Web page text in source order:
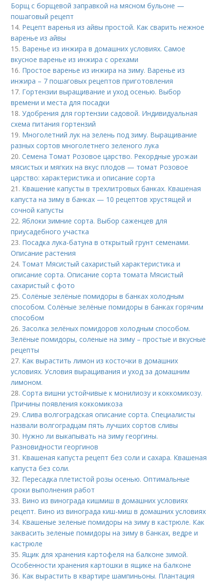
Борщ с борщевой заправкой на мясном бульоне —
пошаговый рецепт
14. Рецепт варенья из айвы простой. Как сварить нежное
варенье из айвы
15. Варенье из инжира в домашних условиях. Самое
вкусное варенье из инжира с орехами
16. Простое варенье из инжира на зиму. Варенье из
инжира – 7 пошаговых рецептов приготовления
17. Гортензии выращивание и уход осенью. Выбор
времени и места для посадки
18.Удобрения для гортензии садовой. Индивидуальная
схема питания гортензий
19. Многолетний лук на зелень под зиму. Выращивание
разных сортов многолетнего зеленого лука
20.Семена Томат Розовое царство. Рекордные урожаи
мясистых и мягких на вкус плодов — томат Розовое
царство: характеристика и описание сорта
21. Квашение капусты в трехлитровых банках. Квашеная
капуста на зиму в банках — 10 рецептов хрустящей и
сочной капусты
22.Яблоки зимние сорта. Выбор саженцев для
приусадебного участка
23. Посадка лука-батуна в открытый грунт семенами.
Описание растения
24. Томат Мясистый сахаристый характеристика и
описание сорта. Описание сорта томата Мясистый
сахаристый с фото
25.Солёные зелёные помидоры в банках холодным
способом. Солёные зелёные помидоры в банках горячим
способом
26.Засолка зелёных помидоров холодным способом.
Зелёные помидоры, соленые на зиму – простые и вкусные
рецепты
27. Как вырастить лимон из косточки в домашних
условиях. Условия выращивания и уход за домашним
лимоном.
28.Сорта вишни устойчивые к монилиозу и коккомикозу.
Причины появления коккомикоза
29.Слива волгоградская описание сорта. Специалисты
назвали волгоградцам пять лучших сортов сливы
30. Нужно ли выкапывать на зиму георгины.
Разновидности георгинов
31. Квашеная капуста рецепт без соли и сахара. Квашеная
капуста без соли.
32. Пересадка плетистой розы осенью. Оптимальные
сроки выполнения работ
33. Вино из винограда кишмиш в домашних условиях
рецепт. Вино из винограда киш-миш в домашних условиях
34. Квашеные зеленые помидоры на зиму в кастрюле. Как
заквасить зеленые помидоры на зиму в банках, ведре и
кастрюле
35.Ящик для хранения картофеля на балконе зимой.
Особенности хранения картошки в ящике на балконе
36. Как вырастить в квартире шампиньоны. Плантация